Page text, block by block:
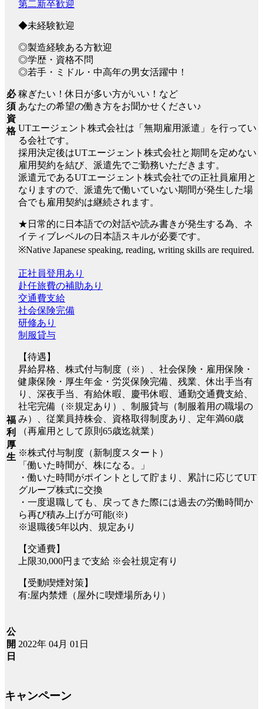
必
須
資
格
第二新卒歓迎
◆未経験歓迎
◎製造経験ある方歓迎
◎学歴・資格不問
◎若手・ミドル・中高年の男女活躍中！
稼ぎたい！休日が多い方がいい！など
あなたの希望の働き方をお聞かせください♪
UTエージェント株式会社は「無期雇用派遣」を行ってい
る会社です。
採用決定後はUTエージェント株式会社と期間を定めない
雇用契約を結び、派遣先でご勤務いただきます。
派遣元であるUTエージェント株式会社での正社員雇用と
なりますので、派遣先で働いていない期間が発生した場
合でも雇用契約は継続されます。
★日常的に日本語での対話や読み書きが発生する為、ネ
イティブレベルの日本語スキルが必要です。
※Native Japanese speaking, reading, writing skills are required.
福
利
厚
生
正社員登用あり
赴任旅費の補助あり
交通費支給
社会保険完備
研修あり
制服貸与
【待遇】
昇給昇格、株式付与制度（※）、社会保険・雇用保険・
健康保険・厚生年金・労災保険完備、残業、休出手当有
り、深夜手当、有給休暇、慶弔休暇、通勤交通費支給、
社宅完備（※規定あり）、制服貸与（制服着用の職場の
み）、従業員持株会、資格取得制度あり、定年満60歳
（再雇用として原則65歳迄就業）
※株式付与制度（新制度スタート）
「働いた時間が、株になる。」
・働いた時間がポイントとして貯まり、累計に応じてUT
グループ株式に交換
・一度退職しても、戻ってきた際には過去の労働時間か
ら再び積み上げが可能(※)
※退職後5年以内、規定あり
【交通費】
上限30,000円まで支給 ※会社規定有り
【受動喫煙対策】
有:屋内禁煙（屋外に喫煙場所あり）
公
開
日
2022年 04月 01日
キャンペーン